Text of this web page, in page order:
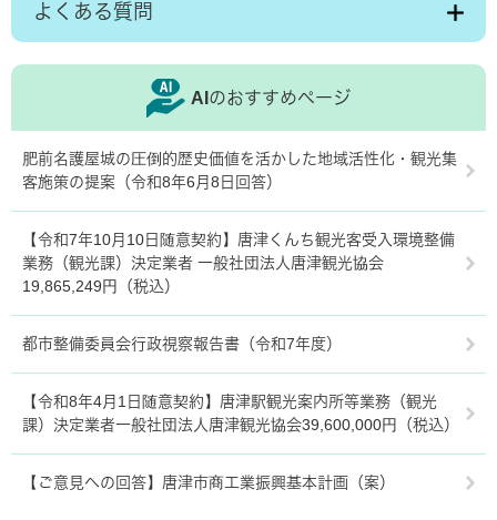
よくある質問
AIのおすすめページ
肥前名護屋城の圧倒的歴史価値を活かした地域活性化・観光集
客施策の提案（令和8年6月8日回答）
【令和7年10月10日随意契約】唐津くんち観光客受入環境整備
業務（観光課）決定業者 一般社団法人唐津観光協会
19,865,249円（税込）
都市整備委員会行政視察報告書（令和7年度）
【令和8年4月1日随意契約】唐津駅観光案内所等業務（観光
課）決定業者一般社団法人唐津観光協会39,600,000円（税込）
【ご意見への回答】唐津市商工業振興基本計画（案）